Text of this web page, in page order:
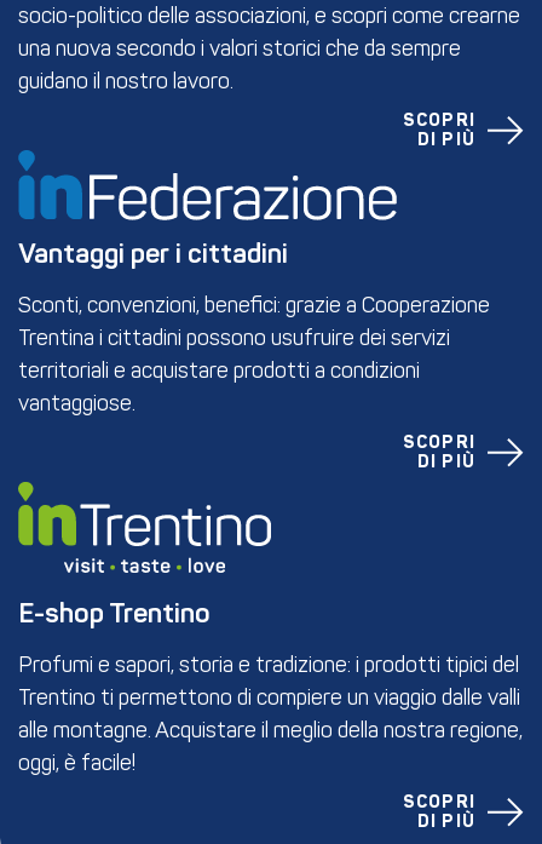
socio-politico delle associazioni, e scopri come crearne
una nuova secondo i valori storici che da sempre
guidano il nostro lavoro.
SCOPRI
DI PIÙ
Vantaggi per i cittadini
Sconti, convenzioni, benefici: grazie a Cooperazione
Trentina i cittadini possono usufruire dei servizi
territoriali e acquistare prodotti a condizioni
vantaggiose.
SCOPRI
DI PIÙ
E-shop Trentino
Profumi e sapori, storia e tradizione: i prodotti tipici del
Trentino ti permettono di compiere un viaggio dalle valli
alle montagne. Acquistare il meglio della nostra regione,
oggi, è facile!
SCOPRI
DI PIÙ